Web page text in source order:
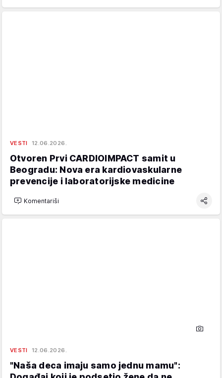
VESTI 12.06.2026.
Otvoren Prvi CARDIOIMPACT samit u
Beogradu: Nova era kardiovaskularne
prevencije i laboratorijske medicine
Komentariši
VESTI 12.06.2026.
"Naša deca imaju samo jednu mamu":